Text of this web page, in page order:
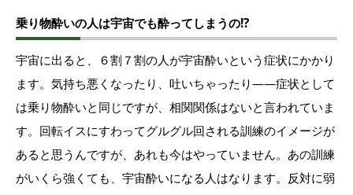
乗り物酔いの人は宇宙でも酔ってしまうの!?
宇宙に出ると、６割７割の人が宇宙酔いという症状にかかり
ます。気持ち悪くなったり、吐いちゃったり――症状として
は乗り物酔いと同じですが、相関関係はないと言われていま
す。回転イスにすわってグルグル回される訓練のイメージが
あると思うんですが、あれも今はやっていません。あの訓練
がいくら強くても、宇宙酔いになる人はなります。反対に弱